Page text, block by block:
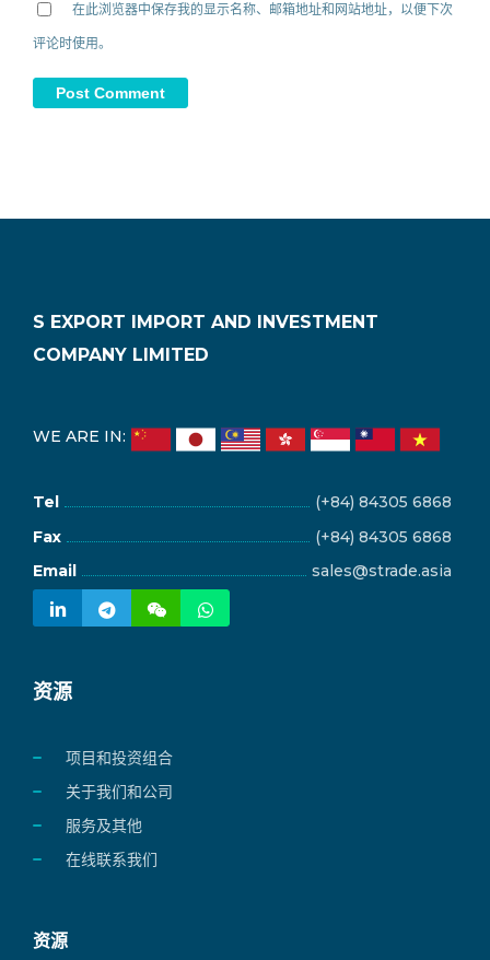
在此浏览器中保存我的显示名称、邮箱地址和网站地址，以便下次
评论时使用。
S EXPORT IMPORT AND INVESTMENT
COMPANY LIMITED
WE ARE IN:
Tel
(+84) 84305 6868
Fax
(+84) 84305 6868
Email
sales@strade.asia
资源
项目和投资组合
关于我们和公司
服务及其他
在线联系我们
资源